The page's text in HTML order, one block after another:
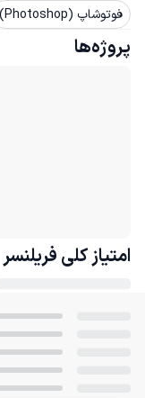
فوتوشاپ (Photoshop)
پروژه‌ها
امتیاز کلی فریلنسر